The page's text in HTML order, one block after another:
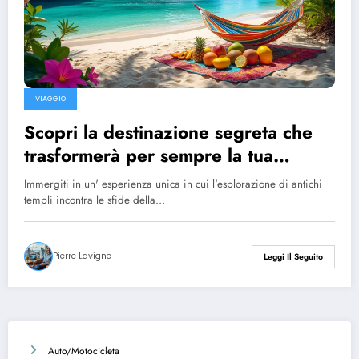
VIAGGIO
Scopri la destinazione segreta che
trasformerà per sempre la tua
vacanza!
Immergiti in un' esperienza unica in cui l'esplorazione di antichi
templi incontra le sfide della…
Pierre Lavigne Leggi Il Seguito
Auto/Motocicleta